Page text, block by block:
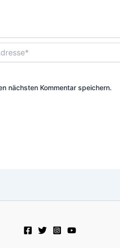
nächsten Kommentar speichern.